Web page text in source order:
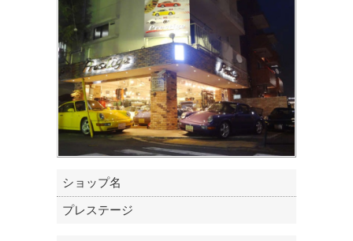
ショップ名
プレステージ